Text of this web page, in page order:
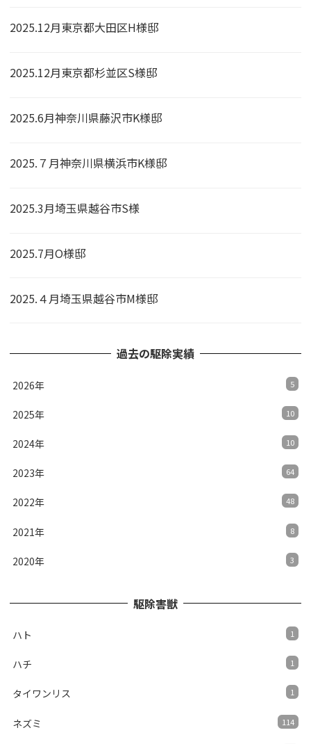
2025.12月東京都大田区H様邸
2025.12月東京都杉並区S様邸
2025.6月神奈川県藤沢市K様邸
2025.７月神奈川県横浜市K様邸
2025.3月埼玉県越谷市S様
2025.7月O様邸
2025.４月埼玉県越谷市M様邸
過去の駆除実績
2026年 5
2025年 10
2024年 10
2023年 64
2022年 48
2021年 8
2020年 3
駆除害獣
ハト 1
ハチ 1
タイワンリス 1
ネズミ 114